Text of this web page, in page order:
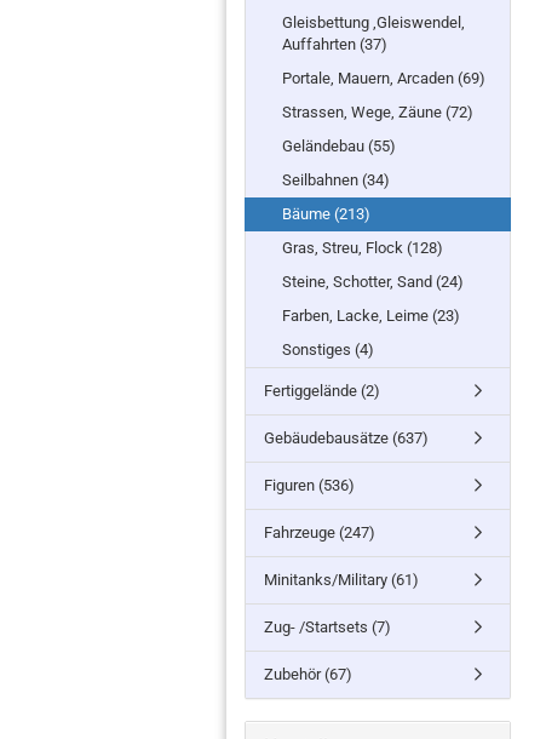
Gleisbettung ,Gleiswendel,
Auffahrten (37)
Portale, Mauern, Arcaden (69)
Strassen, Wege, Zäune (72)
Geländebau (55)
Seilbahnen (34)
Bäume (213)
Gras, Streu, Flock (128)
Steine, Schotter, Sand (24)
Farben, Lacke, Leime (23)
Sonstiges (4)
Fertiggelände (2)
Gebäudebausätze (637)
Figuren (536)
Fahrzeuge (247)
Minitanks/Military (61)
Zug- /Startsets (7)
Zubehör (67)